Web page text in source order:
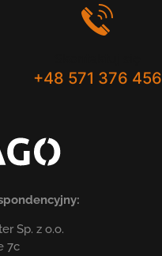
+48 571 376 456
Sp. z o.o.
7c